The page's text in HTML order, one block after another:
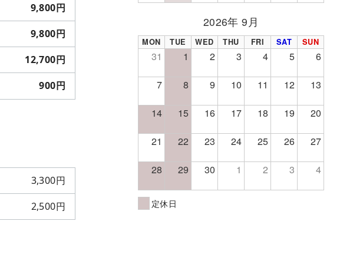
9,800円
9,800円
12,700円
900円
3,300円
2,500円
2026年 9月
MON TUE WED THU FRI SAT SUN
31 1 2 3 4 5 6
7 8 9 10 11 12 13
14 15 16 17 18 19 20
21 22 23 24 25 26 27
28 29 30 1 2 3 4
定休日